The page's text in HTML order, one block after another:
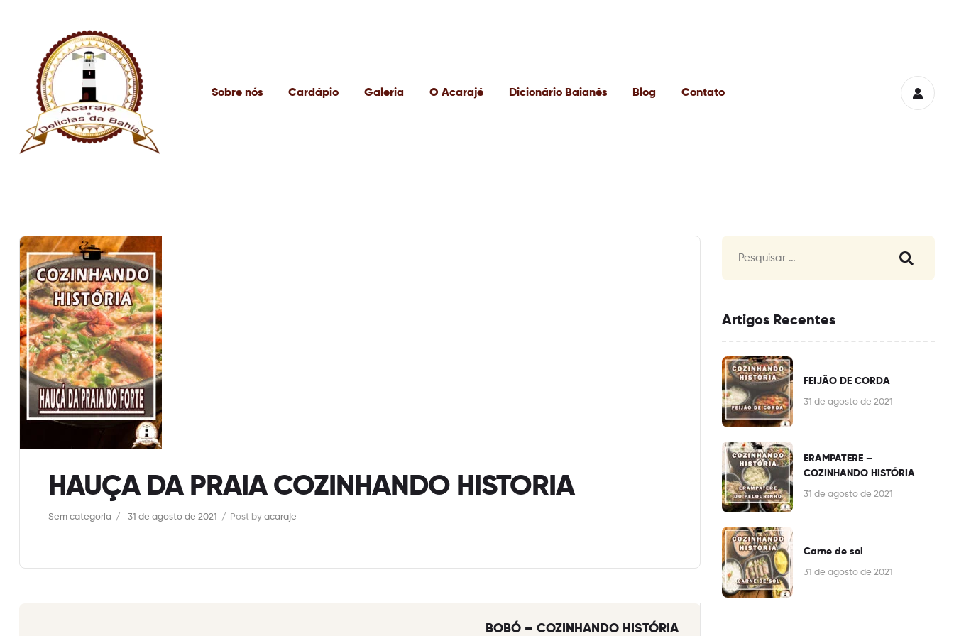
Sobre nós Cardápio Galeria O Acarajé Dicionário Baianês Blog Contato
HAUÇA DA PRAIA COZINHANDO HISTORIA
Categories
Sem categoria 31 de agosto de 2021 Post by acaraje
BOBÓ – COZINHANDO HISTÓRIA
por:
Artigos Recentes
FEIJÃO DE CORDA
31 de agosto de 2021
ERAMPATERE –
COZINHANDO HISTÓRIA
31 de agosto de 2021
Carne de sol
31 de agosto de 2021